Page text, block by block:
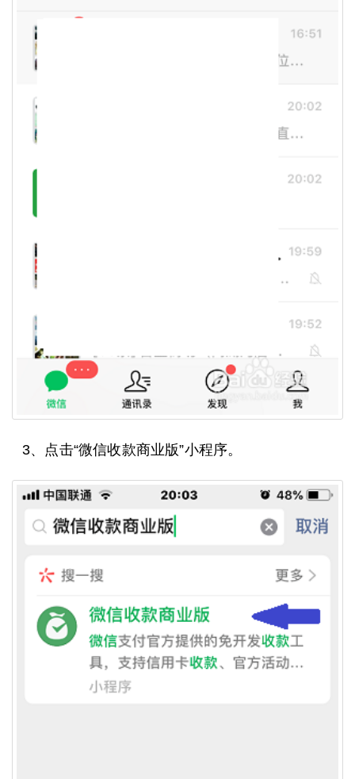
3、点击“微信收款商业版”小程序。